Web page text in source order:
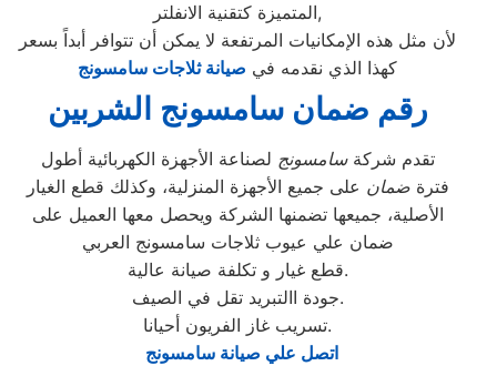
المتميزة كتقنية الانفلتر,
لأن مثل هذه الإمكانيات المرتفعة لا يمكن أن تتوافر أبداً بسعر
كهذا الذي نقدمه في صيانة ثلاجات سامسونج
رقم ضمان سامسونج الشربين
تقدم شركةسامسونج لصناعة الأجهزة الكهربائية أطول
فترةضمان على جميع الأجهزة المنزلية، وكذلك قطع الغيار
الأصلية، جميعها تضمنها الشركة ويحصل معها العميل على
ضمان علي عيوب ثلاجات سامسونج العربي
قطع غيار و تكلفة صيانة عالية.
جودة االتبريد تقل في الصيف.
تسريب غاز الفريون أحيانا.
اتصل علي صيانة سامسونج